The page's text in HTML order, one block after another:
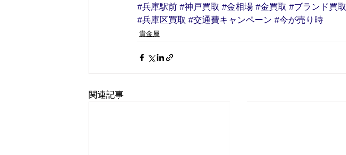
#兵庫駅前 #神戸買取 #金相場 #金買取 #ブランド買取
#兵庫区買取 #交通費キャンペーン #今が売り時
貴金属
関連記事